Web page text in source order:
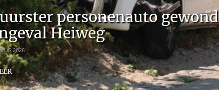
personenauto gewond
Heiweg
2026